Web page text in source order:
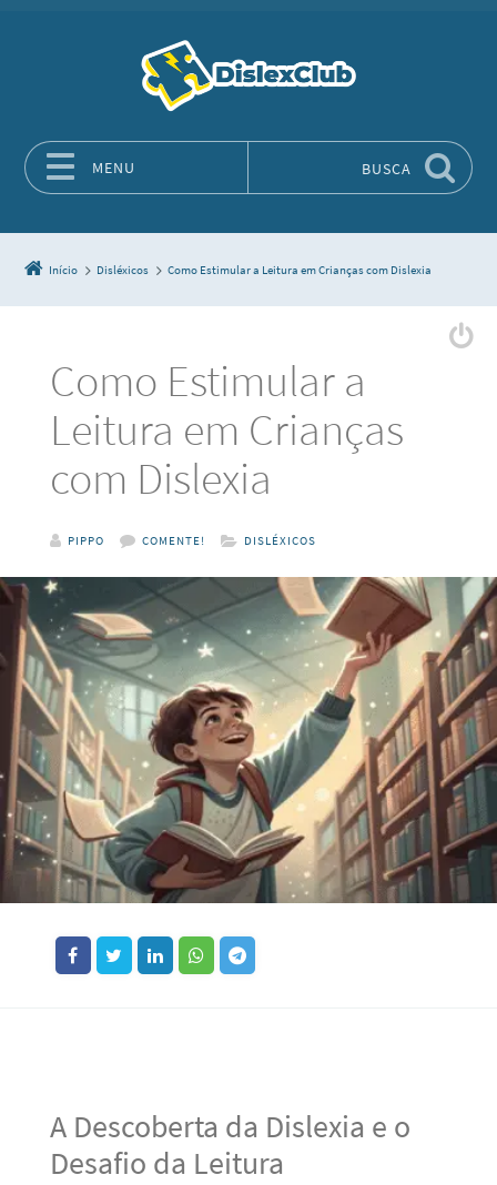
MENU BUSCA
Início Disléxicos Como Estimular a Leitura em Crianças com Dislexia
Como Estimular a
Leitura em Crianças
com Dislexia
PIPPO COMENTE! DISLÉXICOS
A Descoberta da Dislexia e o
Desafio da Leitura